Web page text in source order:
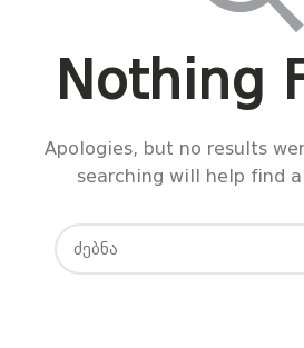
Nothing
Apologies, but no results
searching will help find